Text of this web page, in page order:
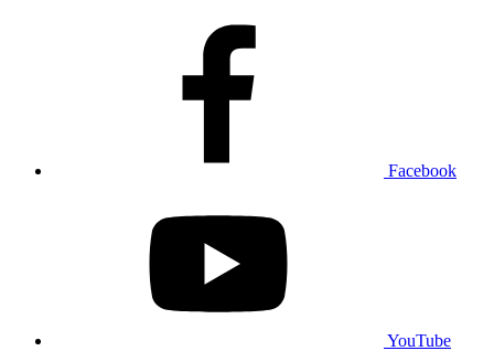
Facebook
YouTube